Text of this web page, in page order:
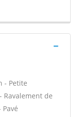
- Petite
Ravalement de